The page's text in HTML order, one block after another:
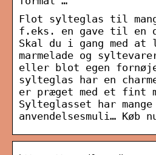
Flot sylteglas til
f.eks. en gave til en
Skal du i gang med at
marmelade og
eller blot egen
sylteglas har en
er præget med et fint
Sylteglasset har mange
anvendelsesmuli… Køb